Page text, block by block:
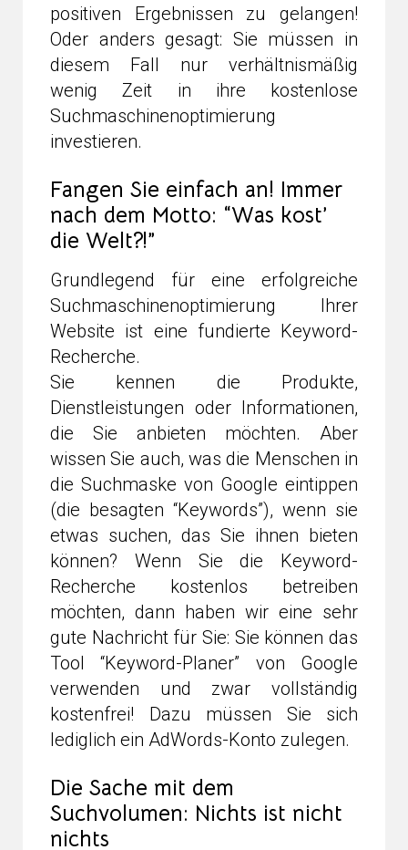
positiven Ergebnissen zu gelangen!
Oder anders gesagt: Sie müssen in
diesem Fall nur verhältnismäßig
wenig Zeit in ihre kostenlose
Suchmaschinenoptimierung
investieren.
Fangen Sie einfach an! Immer
nach dem Motto: “Was kost’
die Welt?!”
Grundlegend für eine erfolgreiche
Suchmaschinenoptimierung Ihrer
Website ist eine fundierte Keyword-
Recherche.
Sie kennen die Produkte,
Dienstleistungen oder Informationen,
die Sie anbieten möchten. Aber
wissen Sie auch, was die Menschen in
die Suchmaske von Google eintippen
(die besagten “Keywords”), wenn sie
etwas suchen, das Sie ihnen bieten
können? Wenn Sie die Keyword-
Recherche kostenlos betreiben
möchten, dann haben wir eine sehr
gute Nachricht für Sie: Sie können das
Tool “Keyword-Planer” von Google
verwenden und zwar vollständig
kostenfrei! Dazu müssen Sie sich
lediglich ein AdWords-Konto zulegen.
Die Sache mit dem
Suchvolumen: Nichts ist nicht
nichts